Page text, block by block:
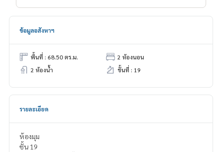
ข้อมูลอสังหาฯ
พื้นที่ : 68.50 ตร.ม.
2 ห้องนอน
2 ห้องน้ำ
ชั้นที่ : 19
รายละเอียด
ห้องมุม
ชั้น 19